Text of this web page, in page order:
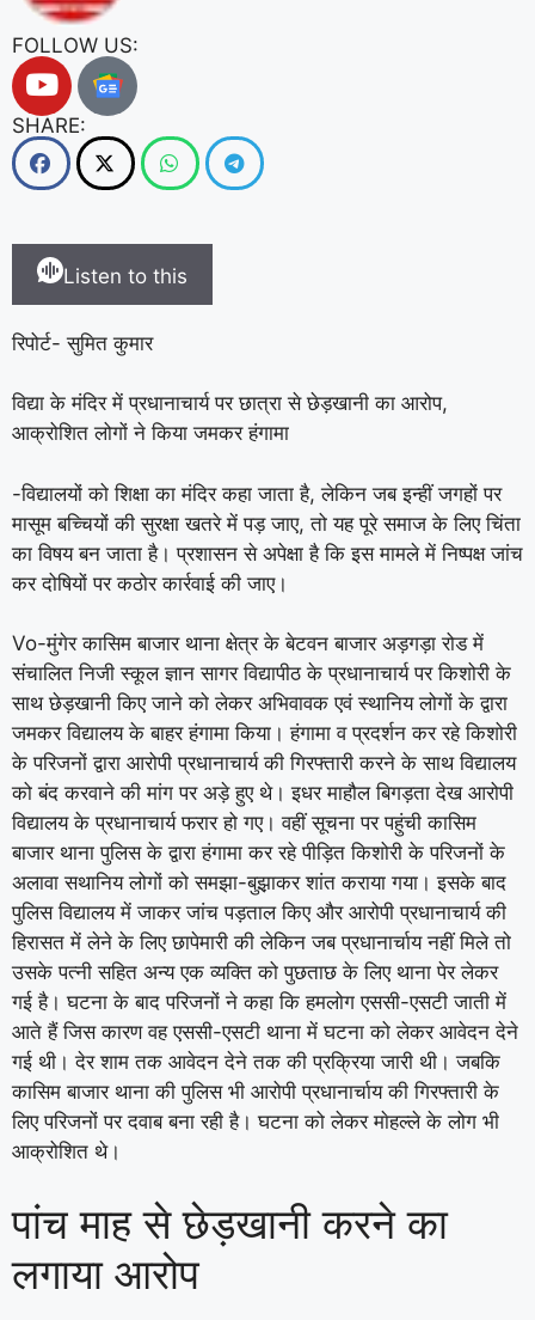
FOLLOW US:
SHARE:
Listen to this
रिपोर्ट- सुमित कुमार
विद्या के मंदिर में प्रधानाचार्य पर छात्रा से छेड़खानी का आरोप,
आक्रोशित लोगों ने किया जमकर हंगामा
-विद्यालयों को शिक्षा का मंदिर कहा जाता है, लेकिन जब इन्हीं जगहों पर
मासूम बच्चियों की सुरक्षा खतरे में पड़ जाए, तो यह पूरे समाज के लिए चिंता
का विषय बन जाता है। प्रशासन से अपेक्षा है कि इस मामले में निष्पक्ष जांच
कर दोषियों पर कठोर कार्रवाई की जाए।
Vo-मुंगेर कासिम बाजार थाना क्षेत्र के बेटवन बाजार अड़गड़ा रोड में
संचालित निजी स्कूल ज्ञान सागर विद्यापीठ के प्रधानाचार्य पर किशोरी के
साथ छेड़खानी किए जाने को लेकर अभिवावक एवं स्थानिय लोगों के द्वारा
जमकर विद्यालय के बाहर हंगामा किया। हंगामा व प्रदर्शन कर रहे किशोरी
के परिजनों द्वारा आरोपी प्रधानाचार्य की गिरफ्तारी करने के साथ विद्यालय
को बंद करवाने की मांग पर अड़े हुए थे। इधर माहौल बिगड़ता देख आरोपी
विद्यालय के प्रधानाचार्य फरार हो गए। वहीं सूचना पर पहुंची कासिम
बाजार थाना पुलिस के द्वारा हंगामा कर रहे पीड़ित किशोरी के परिजनों के
अलावा सथानिय लोगों को समझा-बुझ़ाकर शांत कराया गया। इसके बाद
पुलिस विद्यालय में जाकर जांच पड़ताल किए और आरोपी प्रधानाचार्य की
हिरासत में लेने के लिए छापेमारी की लेकिन जब प्रधानार्चाय नहीं मिले तो
उसके पत्नी सहित अन्य एक व्यक्ति को पुछताछ के लिए थाना पेर लेकर
गई है। घटना के बाद परिजनों ने कहा कि हमलोग एससी-एसटी जाती में
आते हैं जिस कारण वह एससी-एसटी थाना में घटना को लेकर आवेदन देने
गई थी। देर शाम तक आवेदन देने तक की प्रक्रिया जारी थी। जबकि
कासिम बाजार थाना की पुलिस भी आरोपी प्रधानार्चाय की गिरफ्तारी के
लिए परिजनों पर दवाब बना रही है। घटना को लेकर माेहल्ले के लोग भी
आक्रोशित थे।
पांच माह से छेड़खानी करने का
लगाया आरोप